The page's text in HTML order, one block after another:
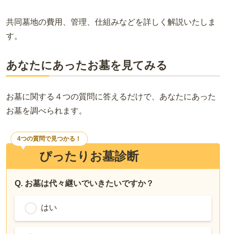
共同墓地の費用、管理、仕組みなどを詳しく解説いたしま
す。
あなたにあったお墓を見てみる
お墓に関する４つの質問に答えるだけで、あなたにあった
お墓を調べられます。
ぴったりお墓診断
4つの質問で見つかる！
Q. お墓は代々継いでいきたいですか？
はい